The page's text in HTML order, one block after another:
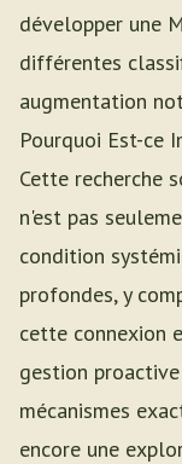
développer une
différentes
augmentation
Pourquoi Est-ce
Cette recherche
n'est pas
condition
profondes, y
cette connexion
gestion
mécanismes
encore une